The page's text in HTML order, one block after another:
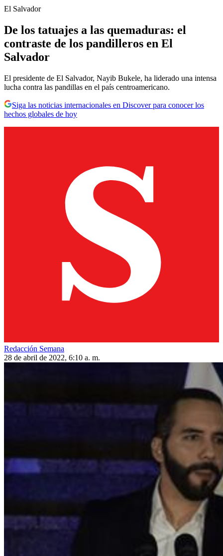
El Salvador
De los tatuajes a las quemaduras: el
contraste de los pandilleros en El
Salvador
El presidente de El Salvador, Nayib Bukele, ha liderado una intensa
lucha contra las pandillas en el país centroamericano.
Siga las noticias internacionales en Discover para conocer los
hechos globales de hoy
Redacción Semana
28 de abril de 2022, 6:10 a. m.